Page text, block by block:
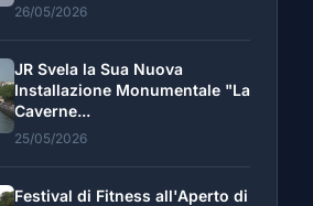
26/05/2026
JR Svela la Sua Nuova
Installazione Monumentale "La
Caverne...
25/05/2026
Festival di Fitness all'Aperto di